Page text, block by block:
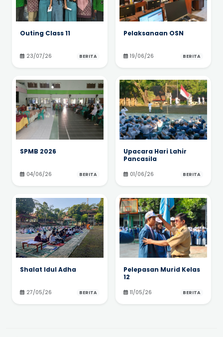
Outing Class 11
23/07/26 BERITA
Pelaksanaan OSN
19/06/26 BERITA
SPMB 2026
04/06/26 BERITA
Upacara Hari Lahir
Pancasila
01/06/26 BERITA
Shalat Idul Adha
27/05/26 BERITA
Pelepasan Murid Kelas
12
11/05/26 BERITA